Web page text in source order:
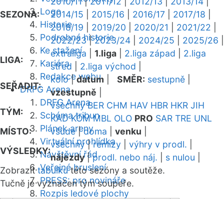
Logo
Historie
Podrobná historie
Ke stažení
Kariéra
Redakce webu
DRFG Arena
DRFG Arena
Schéma tribun
Plánek areny
Virtuální prohlídka
Návštěvní řád
Veřejné bruslení
PRESS: pro novináře
Rozpis ledové plochy
SEZONA:
2014/15
2015/16 2016/17 2017/18
2018/19
2019/20 2020/21 2021/22
2022/23|2023/24 2024/25 2025/26
LIGA:
extraliga 1.liga 2.liga západ
2.liga
střed
2.liga východ
SEŘADIT:
kolo|datum SMĚR: sestupně
vzestupně
TÝM:
všechny BER CHM HAV HBR HKR JIH
KAD KOM MBL OLO PRO SAR TRE UNL
MÍSTO:
všude|doma venku
VÝSLEDKY:
všechny|remízy výhry v prodl.
nájezdy|prodl. nebo náj. s nulou
Zobrazittabulkutéto sezóny a soutěže.
Tučně je vyznačen tým soupeře.